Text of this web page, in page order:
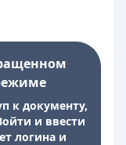
к документу,
и ввести
логина и